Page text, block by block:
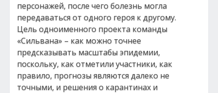
персонажей, после чего болезнь могла
передаваться от одного героя к другому.
Цель одноименного проекта команды
«Сильвана» – как можно точнее
предсказывать масштабы эпидемии,
поскольку, как отметили участники, как
правило, прогнозы являются далеко не
точными, и решения о карантинах и